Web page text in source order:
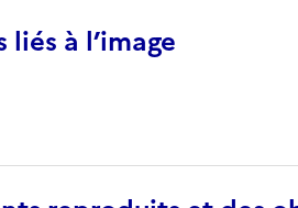
à l’image